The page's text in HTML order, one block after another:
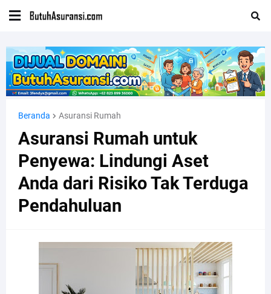
Beranda Asuransi Rumah
Asuransi Rumah untuk
Penyewa: Lindungi Aset
Anda dari Risiko Tak Terduga
Pendahuluan